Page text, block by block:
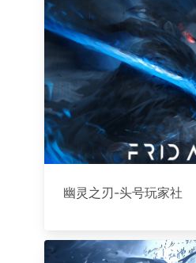
幽灵之刃-头号玩家社